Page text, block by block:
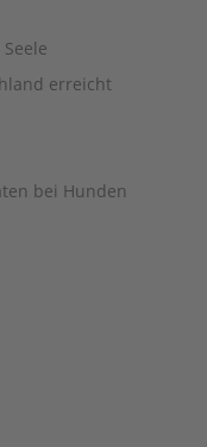
erreicht
bei Hunden